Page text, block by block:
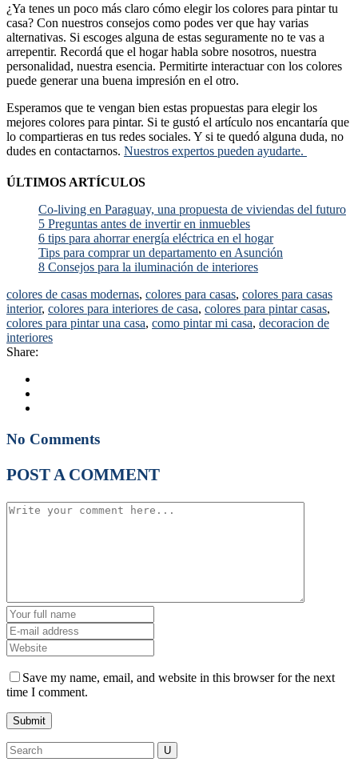
¿Ya tenes un poco más claro cómo elegir los colores para pintar tu
casa? Con nuestros consejos como podes ver que hay varias
alternativas. Si escoges alguna de estas seguramente no te vas a
arrepentir. Recordá que el hogar habla sobre nosotros, nuestra
personalidad, nuestra esencia. Permitirte interactuar con los colores
puede generar una buena impresión en el otro.
Esperamos que te vengan bien estas propuestas para elegir los
mejores colores para pintar. Si te gustó el artículo nos encantaría que
lo compartieras en tus redes sociales. Y si te quedó alguna duda, no
dudes en contactarnos. Nuestros expertos pueden ayudarte.
ÚLTIMOS ARTÍCULOS
Co-living en Paraguay, una propuesta de viviendas del futuro
5 Preguntas antes de invertir en inmuebles
6 tips para ahorrar energía eléctrica en el hogar
Tips para comprar un departamento en Asunción
8 Consejos para la iluminación de interiores
colores de casas modernas, colores para casas, colores para casas
interior, colores para interiores de casa, colores para pintar casas,
colores para pintar una casa, como pintar mi casa, decoracion de
interiores
Share:
No Comments
POST A COMMENT
Save my name, email, and website in this browser for the next
time I comment.